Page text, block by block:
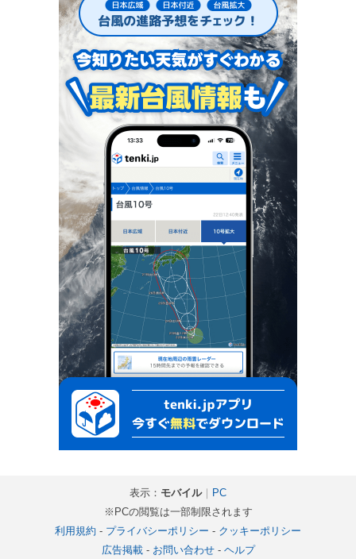
表示： モバイル｜ PC
※PCの閲覧は一部制限されます
利用規約 - プライバシーポリシー - クッキーポリシー
広告掲載- お問い合わせ- ヘルプ